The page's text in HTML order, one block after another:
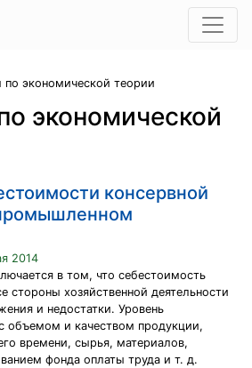
по экономической теории
экономической
консервной
2014
в том, что себестоимость
стороны хозяйственной деятельности
и недостатки. Уровень
объемом и качеством продукции,
времени, сырья, материалов,
фонда оплаты труда и т. д.